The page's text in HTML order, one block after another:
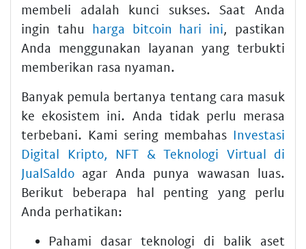
membeli adalah kunci sukses. Saat Anda
ingin tahu harga bitcoin hari ini, pastikan
Anda menggunakan layanan yang terbukti
memberikan rasa nyaman.
Banyak pemula bertanya tentang cara masuk
ke ekosistem ini. Anda tidak perlu merasa
terbebani. Kami sering membahas Investasi
Digital Kripto, NFT & Teknologi Virtual di
JualSaldo agar Anda punya wawasan luas.
Berikut beberapa hal penting yang perlu
Anda perhatikan:
Pahami dasar teknologi di balik aset